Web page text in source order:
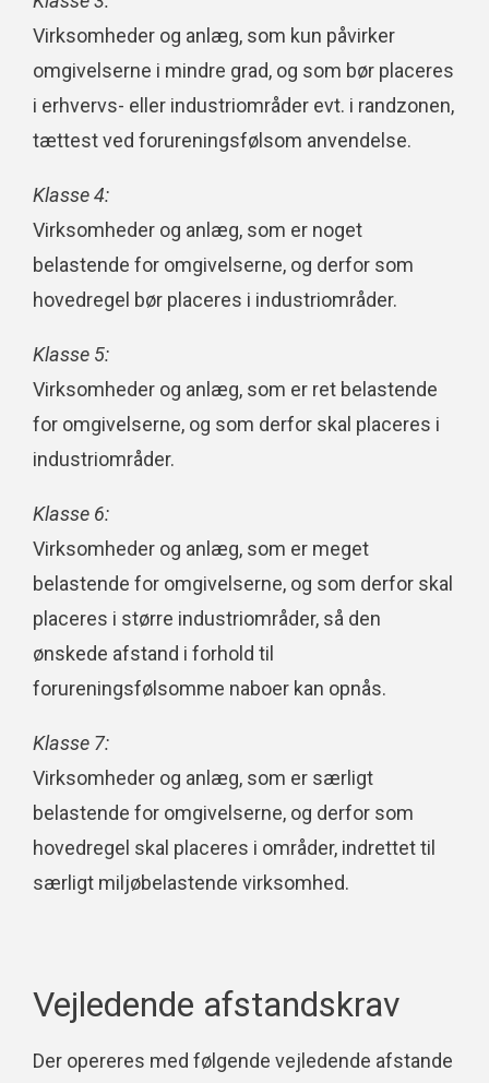
Virksomheder og anlæg, som kun påvirker
omgivelserne i mindre grad, og som bør placeres
i erhvervs- eller industriområder evt. i randzonen,
tættest ved forureningsfølsom anvendelse.
Klasse 4:
Virksomheder og anlæg, som er noget
belastende for omgivelserne, og derfor som
hovedregel bør placeres i industriområder.
Klasse 5:
Virksomheder og anlæg, som er ret belastende
for omgivelserne, og som derfor skal placeres i
industriområder.
Klasse 6:
Virksomheder og anlæg, som er meget
belastende for omgivelserne, og som derfor skal
placeres i større industriområder, så den
ønskede afstand i forhold til
forureningsfølsomme naboer kan opnås.
Klasse 7:
Virksomheder og anlæg, som er særligt
belastende for omgivelserne, og derfor som
hovedregel skal placeres i områder, indrettet til
særligt miljøbelastende virksomhed.
Vejledende afstandskrav
Der opereres med følgende vejledende afstande